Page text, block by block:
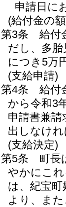
申請日に
(給付金の
第3条
給付
だし、多
につき5万
(支給申請)
第4条
給付
から令和3
申請書兼請
出しなけ
(支給決定)
第5条
町長
やかにこ
は、紀宝
より、ま